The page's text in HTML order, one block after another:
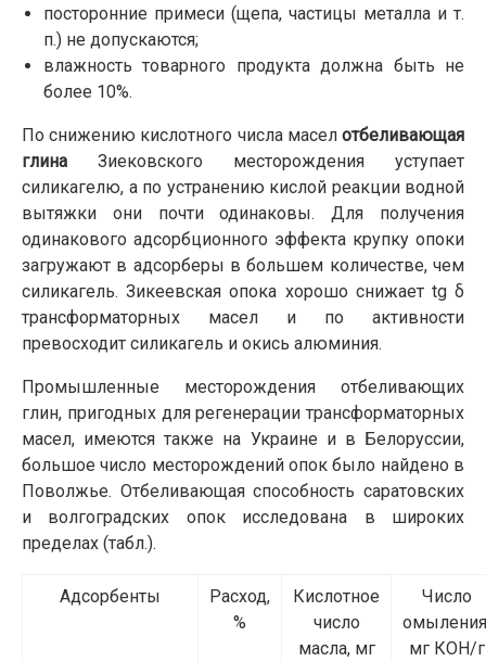
посторонние примеси (щепа, частицы металла и т.
п.) не допускаются;
влажность товарного продукта должна быть не
более 10%.
По снижению кислотного числа масел отбеливающая
глина Зиековского месторождения уступает
силикагелю, а по устранению кислой реакции водной
вытяжки они почти одинаковы. Для получения
одинакового адсорбционного эффекта крупку опоки
загружают в адсорберы в большем количестве, чем
силикагель. Зикеевская опока хорошо снижает tg δ
трансформаторных масел и по активности
превосходит силикагель и окись алюминия.
Промышленные месторождения отбеливающих
глин, пригодных для регенерации трансформаторных
масел, имеются также на Украине и в Белоруссии,
большое число месторождений опок было найдено в
Поволжье. Отбеливающая способность саратовских
и волгоградских опок исследована в широких
пределах (табл.).
Адсорбенты
Расход,
%
Кислотное
число
масла, мг
Число
мг КОН/г